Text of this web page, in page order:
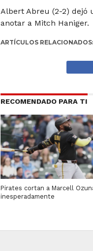
Albert Abreu (2-2) dejó
anotar a Mitch Haniger.
ARTÍCULOS RELACIONADOS:
RECOMENDADO PARA TI
Pirates cortan a Marcell
inesperadamente